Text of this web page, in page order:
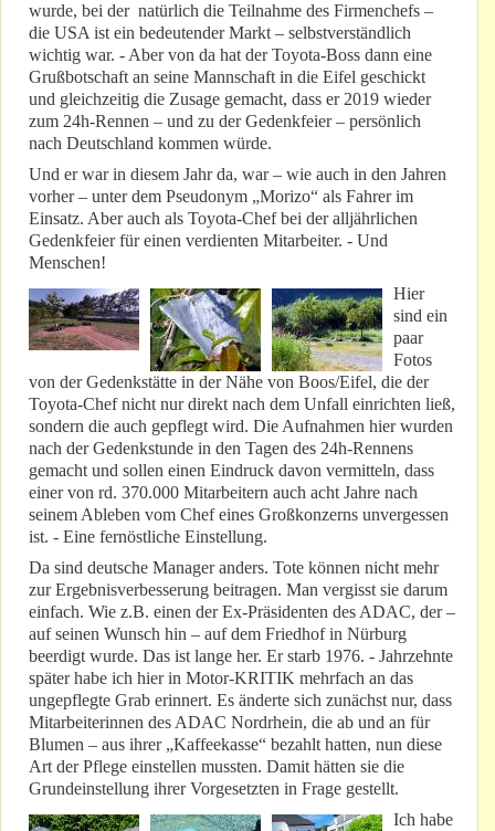
wurde, bei der natürlich die Teilnahme des Firmenchefs –
die USA ist ein bedeutender Markt – selbstverständlich
wichtig war. - Aber von da hat der Toyota-Boss dann eine
Grußbotschaft an seine Mannschaft in die Eifel geschickt
und gleichzeitig die Zusage gemacht, dass er 2019 wieder
zum 24h-Rennen – und zu der Gedenkfeier – persönlich
nach Deutschland kommen würde.
Und er war in diesem Jahr da, war – wie auch in den Jahren
vorher – unter dem Pseudonym „Morizo“ als Fahrer im
Einsatz. Aber auch als Toyota-Chef bei der alljährlichen
Gedenkfeier für einen verdienten Mitarbeiter. - Und
Menschen!
Hier
sind ein
paar
Fotos
von der Gedenkstätte in der Nähe von Boos/Eifel, die der
Toyota-Chef nicht nur direkt nach dem Unfall einrichten ließ,
sondern die auch gepflegt wird. Die Aufnahmen hier wurden
nach der Gedenkstunde in den Tagen des 24h-Rennens
gemacht und sollen einen Eindruck davon vermitteln, dass
einer von rd. 370.000 Mitarbeitern auch acht Jahre nach
seinem Ableben vom Chef eines Großkonzerns unvergessen
ist. - Eine fernöstliche Einstellung.
Da sind deutsche Manager anders. Tote können nicht mehr
zur Ergebnisverbesserung beitragen. Man vergisst sie darum
einfach. Wie z.B. einen der Ex-Präsidenten des ADAC, der –
auf seinen Wunsch hin – auf dem Friedhof in Nürburg
beerdigt wurde. Das ist lange her. Er starb 1976. - Jahrzehnte
später habe ich hier in Motor-KRITIK mehrfach an das
ungepflegte Grab erinnert. Es änderte sich zunächst nur, dass
Mitarbeiterinnen des ADAC Nordrhein, die ab und an für
Blumen – aus ihrer „Kaffeekasse“ bezahlt hatten, nun diese
Art der Pflege einstellen mussten. Damit hätten sie die
Grundeinstellung ihrer Vorgesetzten in Frage gestellt.
Ich habe